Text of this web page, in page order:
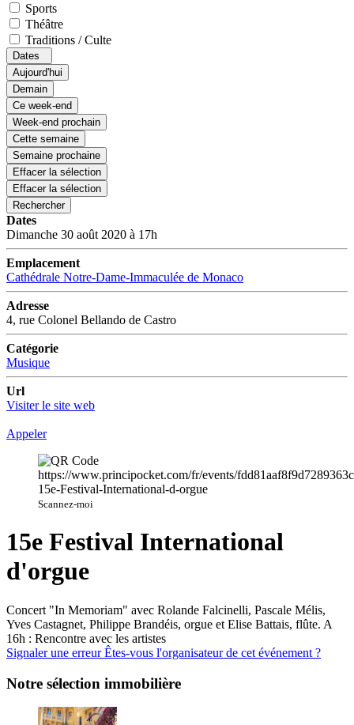
Sports
Théâtre
Traditions / Culte
Dates
Aujourd'hui
Demain
Ce week-end
Week-end prochain
Cette semaine
Semaine prochaine
Effacer la sélection
Effacer la sélection
Rechercher
Dates
Dimanche 30 août 2020 à 17h
Emplacement
Cathédrale Notre-Dame-Immaculée de Monaco
Adresse
4, rue Colonel Bellando de Castro
Catégorie
Musique
Url
Visiter le site web
Appeler
Scannez-moi
15e Festival International
d'orgue
Concert "In Memoriam" avec Rolande Falcinelli, Pascale Mélis,
Yves Castagnet, Philippe Brandéis, orgue et Elise Battais, flûte. A
16h : Rencontre avec les artistes
Signaler une erreurÊtes-vous l'organisateur de cet événement ?
Notre sélection immobilière